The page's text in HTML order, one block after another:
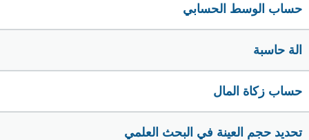
حساب الوسط الحسابي
الة حاسبة
حساب زكاة المال
تحديد حجم العينة في البحث العلمي